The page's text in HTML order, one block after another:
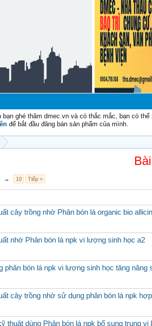
bạn ghé thăm dmec.vn và có thắc mắc, bạn có
để bắt đầu đăng bán sản phẩm của mình.
→ 10 Tiếp >
cây trồng nhờ Phân bón lá organic bio allicin
nhờ Phân bón lá npk vi lượng sinh học a2
phân bón lá npk vi lượng sinh học tăng năng
cây trồng nhờ sử dụng phân bón lá npk
thuật dùng Phân bón lá npk bổ sung trung vi